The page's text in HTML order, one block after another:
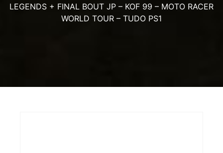
LEGENDS + FINAL BOUT JP – KOF 99 – MOTO RACER
WORLD TOUR – TUDO PS1